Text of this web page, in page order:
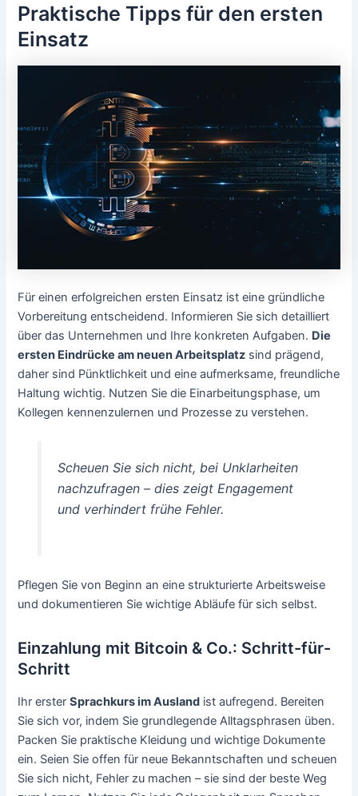
Praktische Tipps für den ersten
Einsatz
Für einen erfolgreichen ersten Einsatz ist eine gründliche
Vorbereitung entscheidend. Informieren Sie sich detailliert
über das Unternehmen und Ihre konkreten Aufgaben. Die
ersten Eindrücke am neuen Arbeitsplatz sind prägend,
daher sind Pünktlichkeit und eine aufmerksame, freundliche
Haltung wichtig. Nutzen Sie die Einarbeitungsphase, um
Kollegen kennenzulernen und Prozesse zu verstehen.
Scheuen Sie sich nicht, bei Unklarheiten
nachzufragen – dies zeigt Engagement
und verhindert frühe Fehler.
Pflegen Sie von Beginn an eine strukturierte Arbeitsweise
und dokumentieren Sie wichtige Abläufe für sich selbst.
Einzahlung mit Bitcoin & Co.: Schritt-für-
Schritt
Ihr ersterSprachkurs im Ausland ist aufregend. Bereiten
Sie sich vor, indem Sie grundlegende Alltagsphrasen üben.
Packen Sie praktische Kleidung und wichtige Dokumente
ein. Seien Sie offen für neue Bekanntschaften und scheuen
Sie sich nicht, Fehler zu machen – sie sind der beste Weg